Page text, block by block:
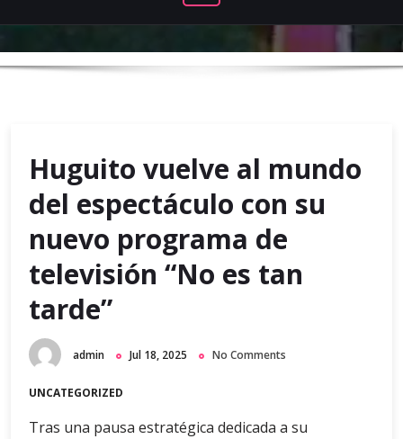
Huguito vuelve al mundo
del espectáculo con su
nuevo programa de
televisión “No es tan
tarde”
admin Jul 18, 2025 No Comments
UNCATEGORIZED
Tras una pausa estratégica dedicada a su